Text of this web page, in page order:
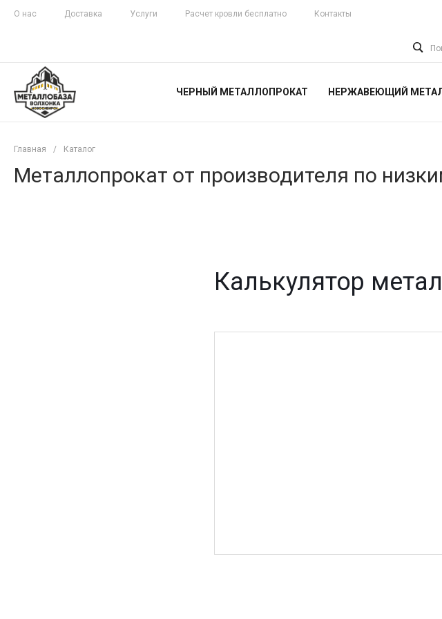
О нас Доставка Услуги Расчет кровли бесплатно Контакты
ЧЕРНЫЙ МЕТАЛЛОПРОКАТ НЕРЖАВЕЮЩИЙ
Главная / Каталог
Металлопрокат от производителя по
Калькулятор